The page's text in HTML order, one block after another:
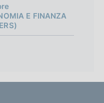
E FINANZA